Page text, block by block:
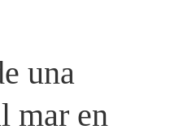
una
mar en